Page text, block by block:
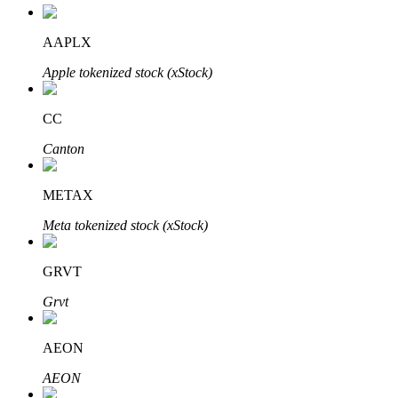
Эксклюзивные инвестиции для владельцев BTR
Кредиты
Сервис заимствований, обеспеченных криптовалютой
AAPLX
Apple tokenized stock (xStock)
CC
Canton
METAX
Meta tokenized stock (xStock)
GRVT
Grvt
AEON
AEON